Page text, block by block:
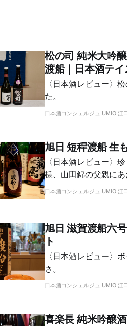
松の司 純米大吟
渡船｜日本酒テ
〈日本酒レビュー〉
た。
日本酒コンシェルジュ UMIO 江
旭日 短稈渡船 生
〈日本酒レビュー〉
様、山田錦の父親にあ
日本酒コンシェルジュ UMIO 江
旭日 滋賀渡船六
ト
〈日本酒レビュー〉
さ。
日本酒コンシェルジュ UMIO 江
喜楽長 純米吟醸